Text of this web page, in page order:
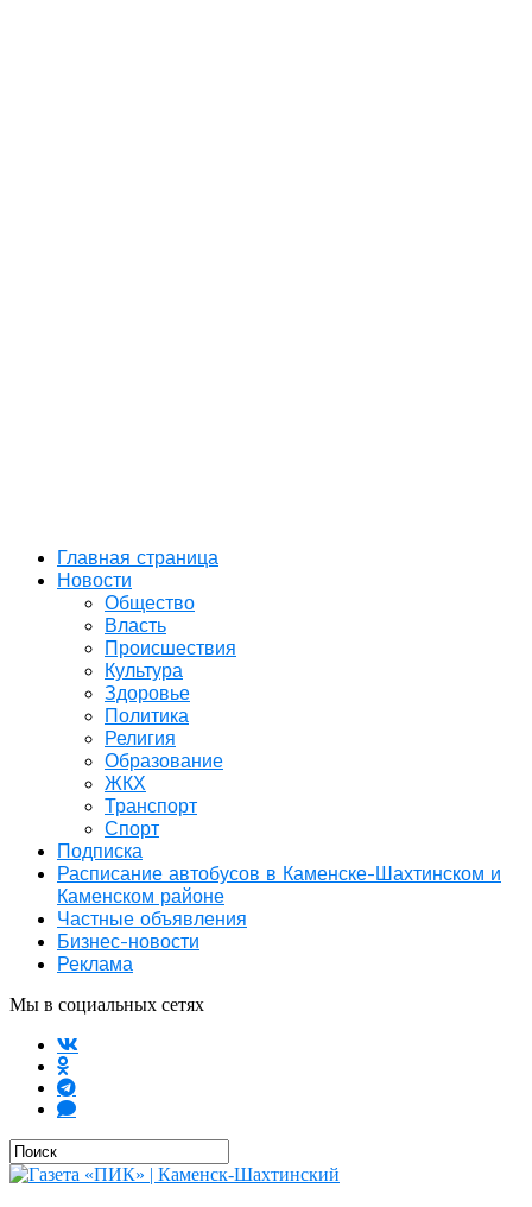
Главная страница
Новости
Общество
Власть
Происшествия
Культура
Здоровье
Политика
Религия
Образование
ЖКХ
Транспорт
Спорт
Подписка
Расписание автобусов в Каменске-Шахтинском и
Каменском районе
Частные объявления
Бизнес-новости
Реклама
Мы в социальных сетях